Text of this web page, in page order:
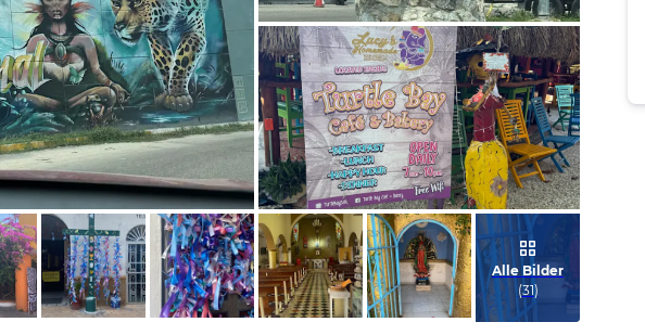
Bild melden
von Bassel
Bild melden
von Ari und Sonne
Alle Bilder
(31)